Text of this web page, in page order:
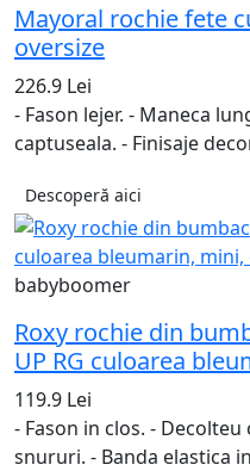
Mayoral rochie fete
oversize
226.9 Lei
- Fason lejer. - Maneca
captuseala. - Finisaje
Descoperă aici
babyboomer
Roxy rochie din
UP RG culoarea
119.9 Lei
- Fason in clos. -
snururi. - Banda elastica